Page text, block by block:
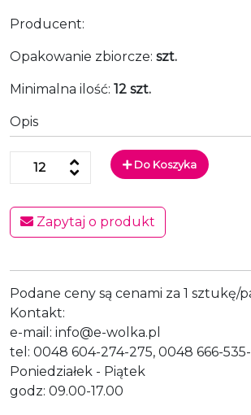
Producent:
Opakowanie zbiorcze: szt.
Minimalna ilość: 12 szt.
Opis
Do Koszyka
Zapytaj o produkt
Podane ceny są cenami za 1 sztukę/
Kontakt:
e-mail: info@e-wolka.pl
tel: 0048 604-274-275, 0048 666-
Poniedziałek - Piątek
godz: 09.00-17.00